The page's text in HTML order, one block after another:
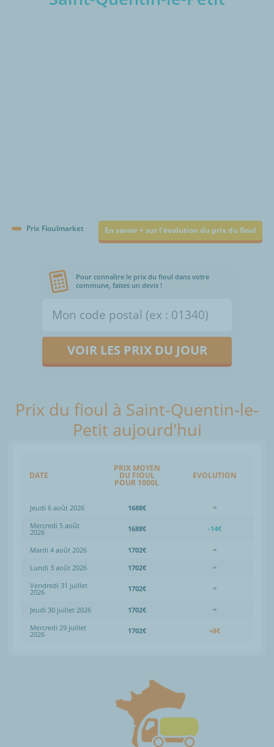
Prix Fioulmarket En savoir + sur l'évolution du prix du fioul
Pour connaître le prix du fioul dans votre
commune, faites un devis !
VOIR LES PRIX DU JOUR
Prix du fioul à Saint-Quentin-le-
Petit aujourd’hui
DATE
PRIX MOYEN
DU FIOUL
POUR 1000L
EVOLUTION
Jeudi 6 août 2026 1688€
=
Mercredi 5 août
2026 1688€ -14€
Mardi 4 août 2026 1702€
=
Lundi 3 août 2026
1702€
=
Vendredi 31 juillet
2026 1702€ =
Jeudi 30 juillet 2026 1702€
=
Mercredi 29 juillet
2026 1702€ +8€